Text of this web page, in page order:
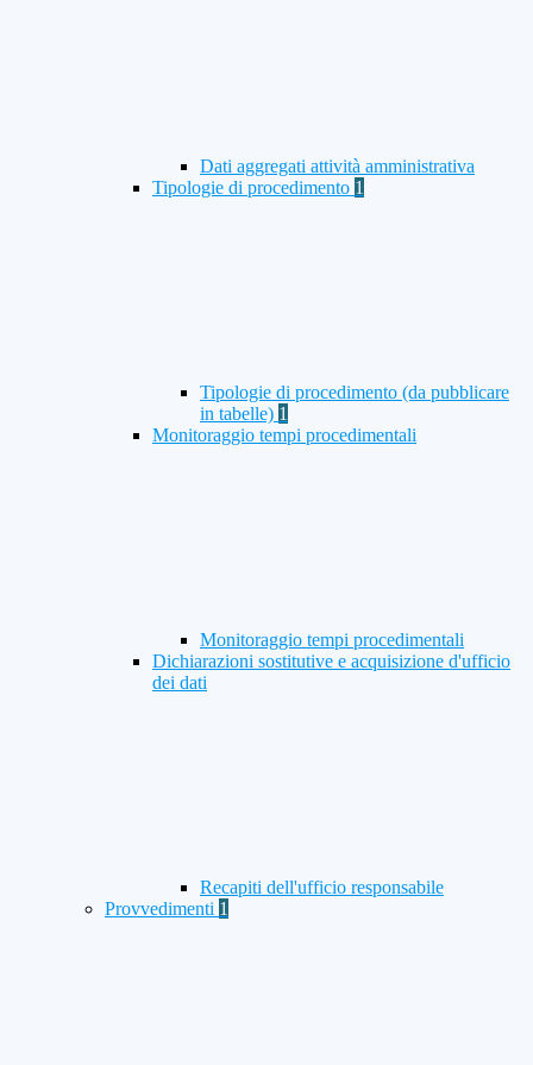
Dati aggregati attività amministrativa
Tipologie di procedimento 1
Tipologie di procedimento (da pubblicare
in tabelle) 1
Monitoraggio tempi procedimentali
Monitoraggio tempi procedimentali
Dichiarazioni sostitutive e acquisizione d'ufficio
dei dati
Recapiti dell'ufficio responsabile
Provvedimenti 1